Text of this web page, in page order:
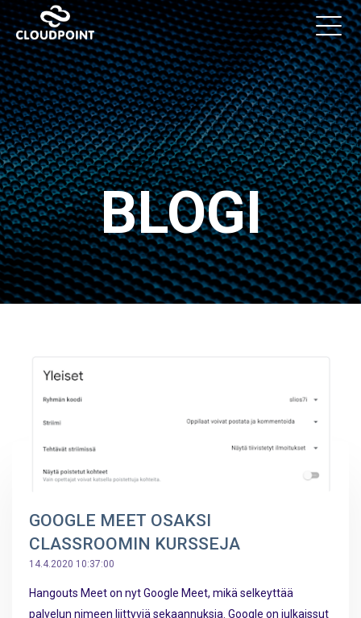
BLOGI
GOOGLE MEET OSAKSI
CLASSROOMIN KURSSEJA
14.4.2020 10:37:00
Hangouts Meet on nyt Google Meet, mikä selkeyttää
palvelun nimeen liittyviä sekaannuksia. Google on julkaissut